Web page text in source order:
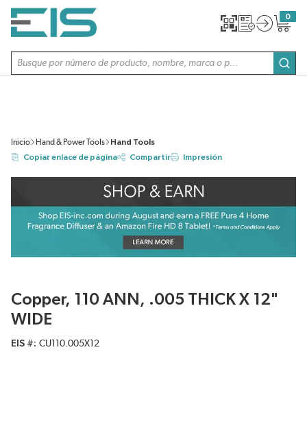
SALTAR AL CONTENIDO PRINCIPAL
Búsqueda de sitio
0
{0}
Inicio Hand & Power Tools
Hand Tools
Copiar enlace de página
Compartir Impresión
Copper, 110 ANN, .005 THICK X 12"
WIDE
EIS # CU110.005X12